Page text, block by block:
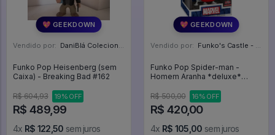
💖 GEEKDOWN
Vendido por: DaniBlá Colecionáveis - SP
Funko Pop Heisenberg (sem
Caixa) - Breaking Bad #162
R$ 604,93 19% OFF
R$ 489,99
4x R$ 122,50 sem juros
💖 GEEKDOWN
Vendido por: Funko's Castle - SP
Funko Pop Spider-man -
Homem Aranha *deluxe*
R$ 500,00
16% OFF
R$ 420,00
4x R$ 105,00 sem juros